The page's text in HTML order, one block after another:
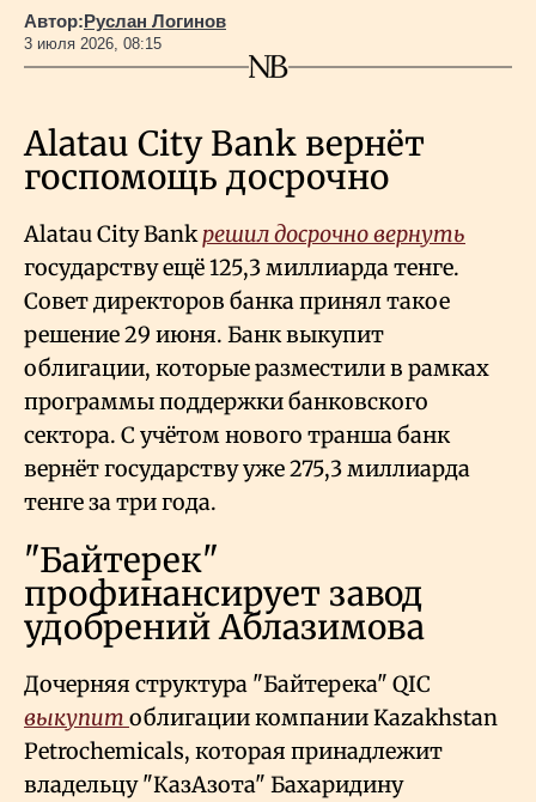
Life & Arts
О нас
Автор:Руслан Логинов
3 июля 2026, 08:15
Alatau City Bank вернёт
госпомощь досрочно
Alatau City Bank решил досрочно вернуть
государству ещё 125,3 миллиарда тенге.
Совет директоров банка принял такое
решение 29 июня. Банк выкупит
облигации, которые разместили в рамках
программы поддержки банковского
сектора. С учётом нового транша банк
вернёт государству уже 275,3 миллиарда
тенге за три года.
"Байтерек"
профинансирует завод
удобрений Аблазимова
Дочерняя структура "Байтерека" QIC
выкупит облигации компании Kazakhstan
Petrochemicals, которая принадлежит
владельцу "КазАзота" Бахаридину